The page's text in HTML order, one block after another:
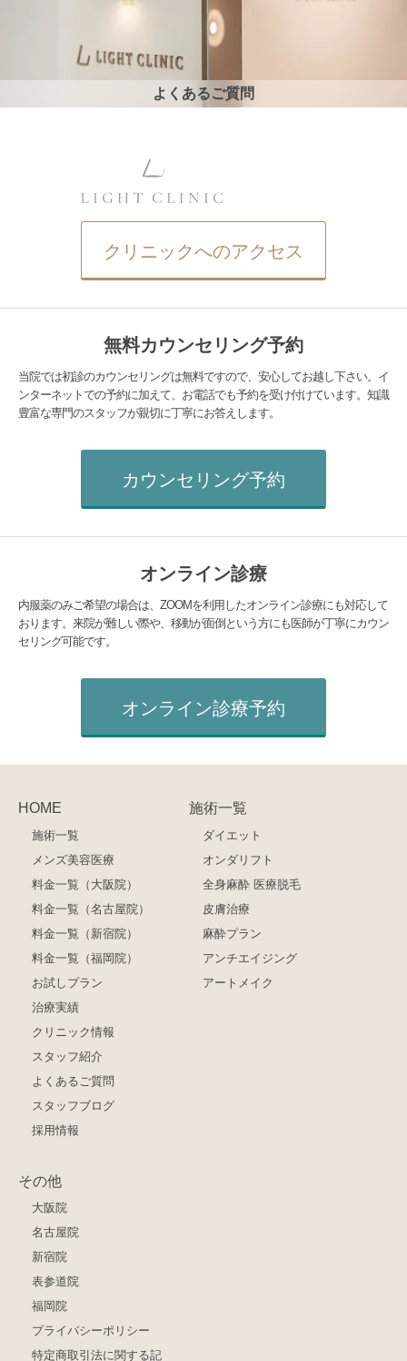
よくあるご質問
クリニックへのアクセス
無料カウンセリング予約
当院では初診のカウンセリングは無料ですので、安心してお越し下さい。イ
ンターネットでの予約に加えて、お電話でも予約を受け付けています。知識
豊富な専門のスタッフが親切に丁寧にお答えします。
カウンセリング予約
オンライン診療
内服薬のみご希望の場合は、ZOOMを利用したオンライン診療にも対応して
おります。来院が難しい際や、移動が面倒という方にも医師が丁寧にカウン
セリング可能です。
オンライン診療予約
HOME
施術一覧
メンズ美容医療
料金一覧（大阪院）
料金一覧（名古屋院）
料金一覧（新宿院）
料金一覧（福岡院）
お試しプラン
治療実績
クリニック情報
スタッフ紹介
よくあるご質問
スタッフブログ
採用情報
施術一覧
ダイエット
オンダリフト
全身麻酔 医療脱毛
皮膚治療
麻酔プラン
アンチエイジング
アートメイク
その他
大阪院
名古屋院
新宿院
表参道院
福岡院
プライバシーポリシー
特定商取引法に関する記